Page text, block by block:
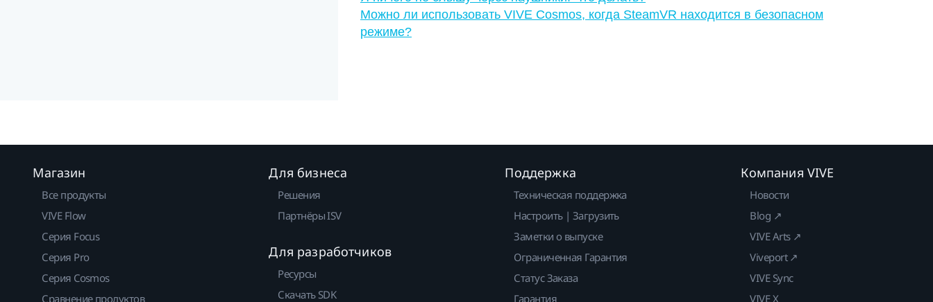
Можно ли использовать VIVE Cosmos, когда SteamVR находится в безопасном
режиме?
Магазин
Все продукты
VIVE Flow
Серия Focus
Серия Pro
Серия Cosmos
Сравнение продуктов
Для бизнеса
Решения
Партнёры ISV
Для разработчиков
Ресурсы
Скачать SDK
Поддержка
Техническая поддержка
Настроить | Загрузить
Заметки о выпуске
Ограниченная Гарантия
Статус Заказа
Гарантия
Компания VIVE
Новости
Blog ↗
VIVE Arts ↗
Viveport ↗
VIVE Sync
VIVE X